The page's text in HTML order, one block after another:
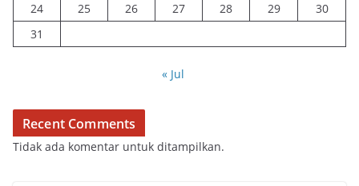
24
25 26 27 28 29
30
31
« Jul
Recent Comments
Tidak ada komentar untuk ditampilkan.